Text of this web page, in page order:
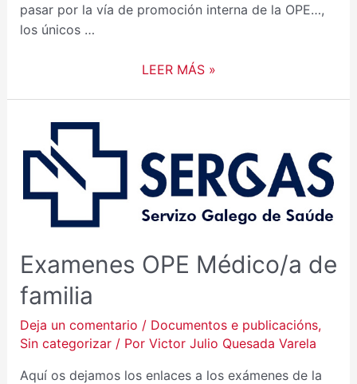
pasar por la vía de promoción interna de la OPE…,
los únicos …
LEER MÁS »
Examenes OPE Médico/a de
familia
Deja un comentario / Documentos e publicacións,
Sin categorizar/ Por Victor Julio Quesada Varela
Aquí os dejamos los enlaces a los exámenes de la